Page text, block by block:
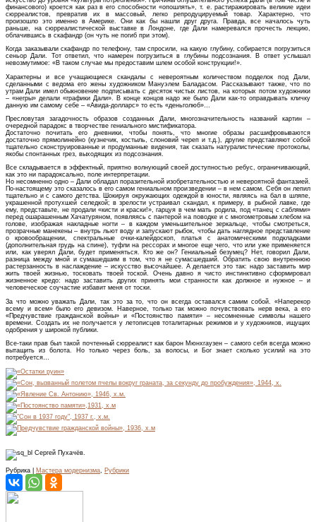
финансового) кроется как раз в его способности «опошлять», т. е. растиражировать великие идеи
сюрреалистов, превратив их в массовый, легко репродуцируемый товар. Характерно, что
произошло это именно в Америке. Они как бы нашли друг друга. Правда, все началось чуть
раньше, на сюрреалистической выставке в Лондоне, где Дали намеревался прочесть лекцию,
облачившись в скафандр (он чуть не погиб при этом).
Когда заказывали скафандр по телефону, там спросили, на какую глубину, собирается погрузиться
сеньор Дали. Тот ответил, что намерен погрузиться в глубины подсознания. В ответ услышал
невозмутимое: «В таком случае мы предоставим шлем особой конструкции!».
Характерны и все учащающиеся скандалы с невероятным количеством подделок под Дали,
сделанными с ведома его жены художником Мануэлем Баладасом. Рассказывают также, что по
утрам Дали имел обыкновение подписывать с десяток чистых листов, на которых потом художники
– «негры» делали «графики Дали». В конце концов надо же было Дали как-то оправдывать кличку
данную им самому себе – «Авида-долларс» то есть «деньголюб»…
Пресловутая загадочность образов созданных Дали, многозначительность названий картин –
очередной парадокс в творчестве гениального мистификатора.
Достаточно почитать его дневники, чтобы понять, что многие образы расшифровываются
достаточно прямолинейно (кузнечик, костыль, слоновий череп и т.д.), другие представляют собой
тщательно сконструированные и продуманные видения, так сказать натуралистические протоколы,
якобы спонтанных грез, выходящих из подсознания.
Все складывается в эффектный, приятно волнующий своей доступностью ребус, ограничивающий,
как это ни парадоксально, поле интерпретации.
Но несомненно одно – Дали обладал поразительной изобретательностью и невероятной фантазией.
По-настоящему это сказалось в его самом гениальном произведении – в нем самом. Себя он лепил
тщательно и с самого детства. Шокируя окружающих одеждой в юности, являясь на бал в шляпе,
украшенной протухшей селедкой; в зрелости устраивал скандал, к примеру, в рыбной лавке, где
ему, представьте, не продали «кисти и краски!», гарцуя в чем мать родила, под «танец с саблями»
перед ошарашенным Хачатуряном, появляясь с пантерой на поводке и с многометровым хлебом на
голове, изображая накладные ногти – в каждом уменьшительное зеркальце, чтобы смотреться,
прозрачные манекены – внутрь льют воду и запускают рыбок, чтобы дать наглядное представление
о кровообращении, спектральные очки-калейдоскоп, платья с анатомическими подкладками
(дополнительная грудь на спине), туфли на рессорах и многое еще чего, что или уже применяется
или, как уверял Дали, будет применяться. Кто же он? Гениальный безумец? Нет, говорил Дали,
разница между мной и сумашедшим в том, что я не сумасшедший. Обратить свою внутреннюю
растерзанность в наслаждение – искусство высочайшее. А делается это так: надо заставить мир
жить твоей жизнью, тосковать твоей тоской. Очень давно я чисто инстинктивно сформировал
жизненное кредо: надо заставить других принять мои странности как должное и нужное – и
человеческое соучастие избавит меня от тоски.
За что можно уважать Дали, так это за то, что он всегда оставался самим собой. «Наперекор
всему и всем» было его девизом. Наверное, только так можно почувствовать нерв века, а его
«Предчувствие гражданской войны» и «Постоянство памяти» – несомненные символы нашего
времени. Создать их не получается у летописцев тоталитарных режимов и у художников, ищущих
одобрения у широкой публики.
Все-таки прав был такой почтенный сюрреалист как барон Мюнхгаузен – самого себя всегда можно
вытащить из болота. Но только через боль, за волосы, и Бог знает сколько усилий на это
потребуется…
Сергей Пухачёв.
Рубрика | Мастера модернизма, Рубрики